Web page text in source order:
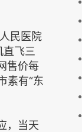
民医院
飞三
售价每
素有“东
，当天